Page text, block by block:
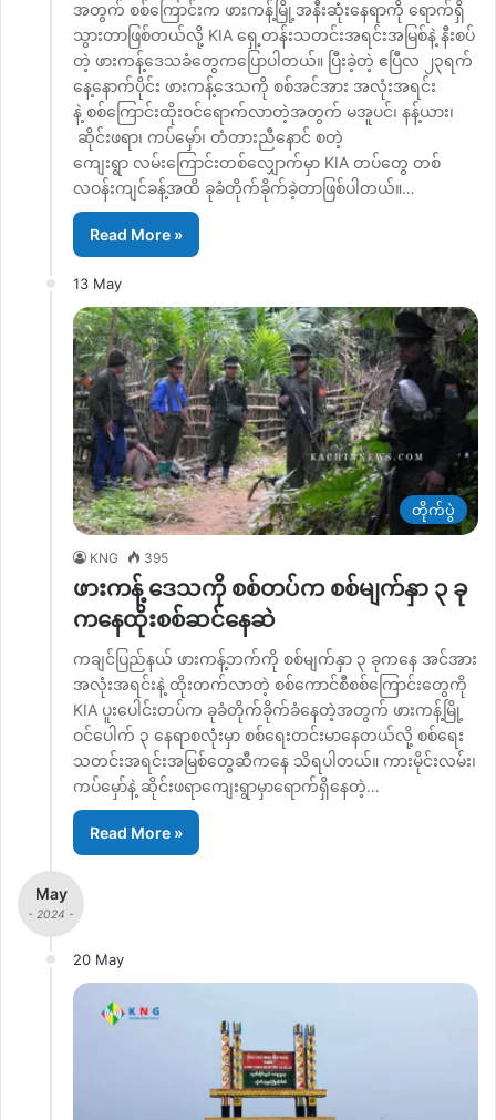
အတွက် စစ်ကြောင်းက ဖားကန့်မြို့အနီးဆုံးနေရာကို ရောက်ရှိ
သွားတာဖြစ်တယ်လို့ KIA ရှေ့တန်းသတင်းအရင်းအမြစ်နဲ့ နီးစပ်
တဲ့ ဖားကန့်ဒေသခံတွေကပြောပါတယ်။ ပြီးခဲ့တဲ့ ဧပြီလ ၂၃ရက်
နေ့နောက်ပိုင်း ဖားကန့်ဒေသကို စစ်အင်အား အလုံးအရင်း
နဲ့ စစ်ကြောင်းထိုးဝင်ရောက်လာတဲ့အတွက် မအူပင်၊ နန့်ယား၊
ဆိုင်းဖရာ၊ ကပ်မှော်၊ တံတားညီနောင် စတဲ့
ကျေးရွာ လမ်းကြောင်းတစ်လျှောက်မှာ KIA တပ်တွေ တစ်
လဝန်းကျင်ခန့်အထိ ခုခံတိုက်ခိုက်ခဲ့တာဖြစ်ပါတယ်။…
Read More »
13 May
တိုက်ပွဲ
KNG 395
ဖားကန့် ဒေသကို စစ်တပ်က စစ်မျက်နှာ ၃ ခု
ကနေထိုးစစ်ဆင်နေဆဲ
ကချင်ပြည်နယ် ဖားကန့်ဘက်ကို စစ်မျက်နှာ ၃ ခုကနေ အင်အား
အလုံးအရင်းနဲ့ ထိုးတက်လာတဲ့ စစ်ကောင်စီစစ်ကြောင်းတွေကို
KIA ပူးပေါင်းတပ်က ခုခံတိုက်ခိုက်ခံနေတဲ့အတွက် ဖားကန့်မြို့
ဝင်ပေါက် ၃ နေရာစလုံးမှာ စစ်ရေးတင်းမာနေတယ်လို့ စစ်ရေး
သတင်းအရင်းအမြစ်တွေဆီကနေ သိရပါတယ်။ ကားမိုင်းလမ်း၊
ကပ်မှော်နဲ့ ဆိုင်းဖရာကျေးရွာမှာရောက်ရှိနေတဲ့…
Read More »
May
- 2024 -
20 May